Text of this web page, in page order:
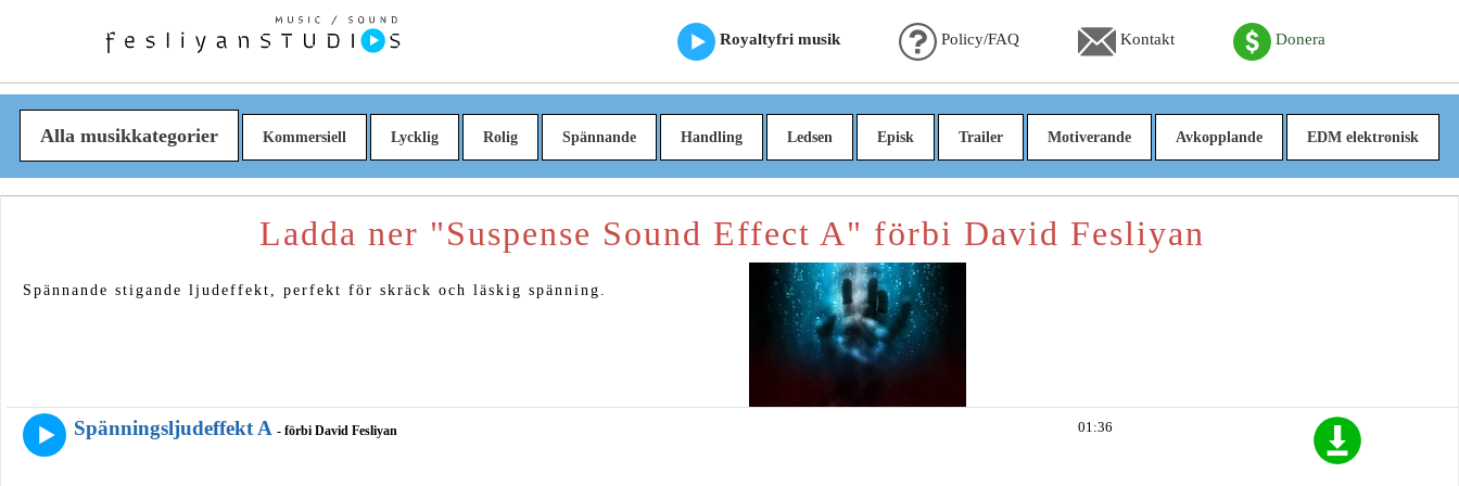
Royaltyfri musik Policy/FAQ Kontakt Donera
Alla musikkategorier Kommersiell Lycklig Rolig Spännande Handling Ledsen Episk Trailer Motiverande Avkopplande EDM elektronisk
Ladda ner "Suspense Sound Effect A" förbi David Fesliyan
Spännande stigande ljudeffekt, perfekt för skräck och läskig spänning.
Spänningsljudeffekt A - förbi David Fesliyan 01:36